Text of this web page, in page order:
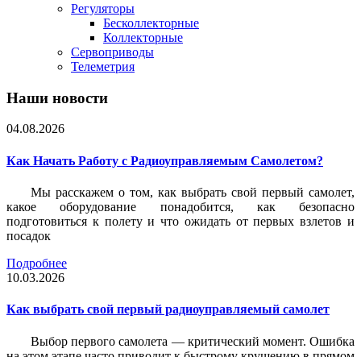
Регуляторы
Бесколлекторные
Коллекторные
Сервоприводы
Телеметрия
Наши новости
04.08.2026
Как Начать Работу с Радиоуправляемым Самолетом?
Мы расскажем о том, как выбрать свой первый самолет,
какое оборудование понадобится, как безопасно
подготовиться к полету и что ожидать от первых взлетов и
посадок
Подробнее
10.03.2026
Как выбрать свой первый радиоуправляемый самолет
Выбор первого самолета — критический момент. Ошибка